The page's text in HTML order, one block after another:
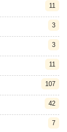
11
3
3
11
107
42
7